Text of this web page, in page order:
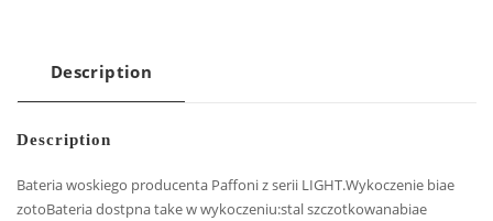
Description
Description
Bateria woskiego producenta Paffoni z serii LIGHT.Wykoczenie biae
zotoBateria dostpna take w wykoczeniu:stal szczotkowanabiae